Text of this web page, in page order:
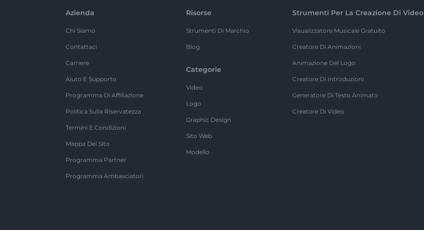
Azienda
Chi Siamo
Contattaci
Carriere
Aiuto E Supporto
Programma Di Affiliazione
Politica Sulla Riservatezza
Termini E Condizioni
Mappa Del Sito
Programma Partner
Programma Ambasciatori
Risorse
Strumenti Di Marchio
Blog
Categorie
Video
Logo
Graphic Design
Sito Web
Modello
Strumenti Per La Creazione Di Video
Visualizzatore Musicale Gratuito
Creatore Di Animazioni
Animazione Del Logo
Creatore Di Introduzioni
Generatore Di Testo Animato
Creatore Di Video